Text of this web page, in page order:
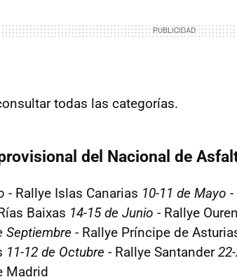
todas las categorías.
del Nacional de
- Rallye Islas Canarias 10-11 de Mayo -
Baixas 14-15 de Junio - Rallye
Septiembre - Rallye Príncipe de
11-12 de Octubre - Rallye Santander
Madrid